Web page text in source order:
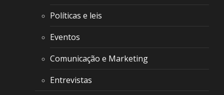
Políticas e leis
Eventos
Comunicação e Marketing
Entrevistas